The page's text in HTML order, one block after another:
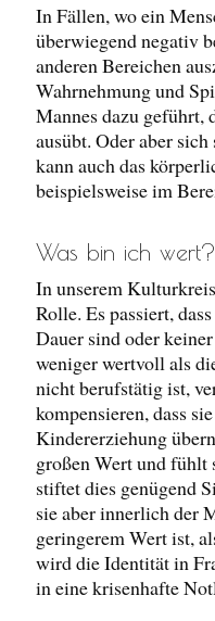
In Fällen, wo ein
überwiegend negativ
anderen Bereichen
Wahrnehmung und
Mannes dazu geführt,
ausübt. Oder aber
kann auch das
beispielsweise im
Was bin ich wert?
In unserem
Rolle. Es passiert,
Dauer sind oder
weniger wertvoll als
nicht berufstätig ist,
kompensieren, dass
Kindererziehung
großen Wert und fühlt
stiftet dies genügend
sie aber innerlich der
geringerem Wert ist,
wird die Identität in
in eine krisenhafte